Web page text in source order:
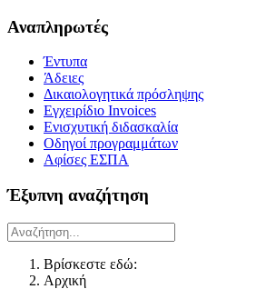
Αναπληρωτές
Έντυπα
Άδειες
Δικαιολογητικά πρόσληψης
Εγχειρίδιο Invoices
Ενισχυτική διδασκαλία
Οδηγοί προγραμμάτων
Αφίσες ΕΣΠΑ
Έξυπνη αναζήτηση
Βρίσκεστε εδώ:
Αρχική